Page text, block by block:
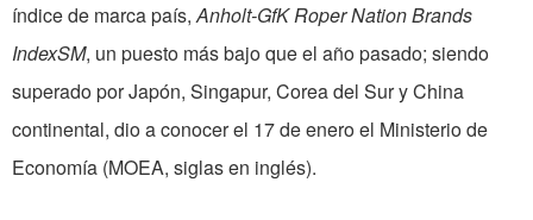
índice de marca país,Anholt-GfK Roper Nation Brands
IndexSM, un puesto más bajo que el año pasado; siendo
superado por Japón, Singapur, Corea del Sur y China
continental, dio a conocer el 17 de enero el Ministerio de
Economía (MOEA, siglas en inglés).